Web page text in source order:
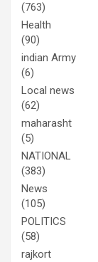
(763)
Health
(90)
indian Army
(6)
Local news
(62)
maharasht
(5)
NATIONAL
(383)
News
(105)
POLITICS
(58)
rajkort